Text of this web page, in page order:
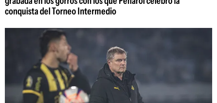
conquista del Torneo Intermedio